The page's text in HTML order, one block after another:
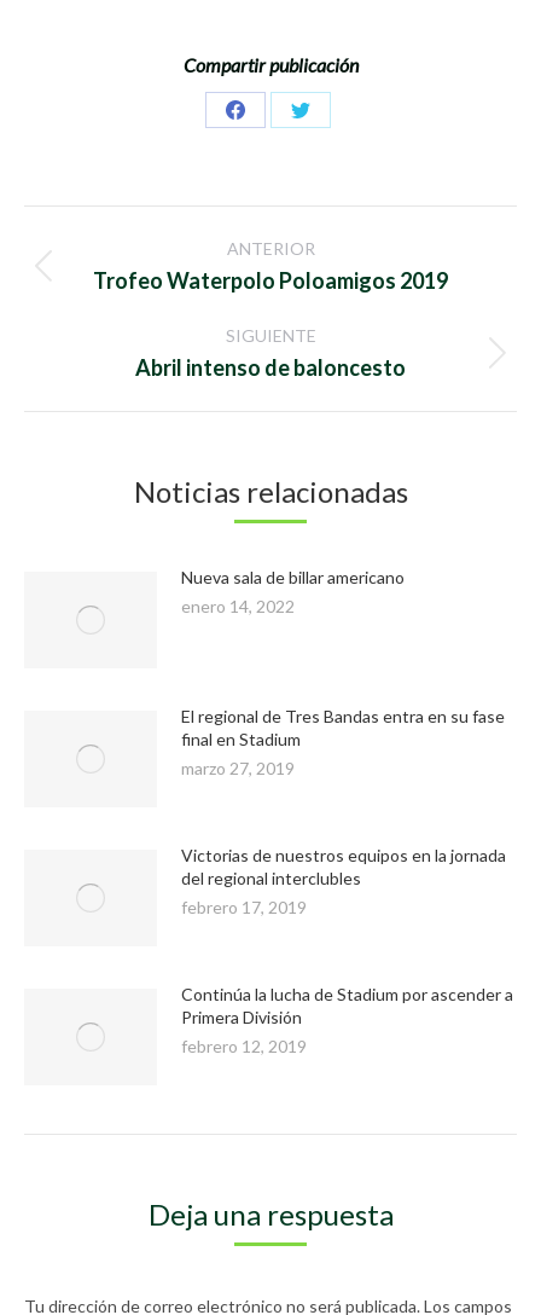
Compartir publicación
Share
Share
Navegación
entre
publicaciones
ANTERIOR
Publicación
Trofeo Waterpolo Poloamigos 2019
SIGUIENTE
Publicación
Abril intenso de baloncesto
Noticias relacionadas
Nueva sala de billar americano
enero 14, 2022
El regional de Tres Bandas entra en su fase
final en Stadium
marzo 27, 2019
Victorias de nuestros equipos en la jornada
del regional interclubles
febrero 17, 2019
Continúa la lucha de Stadium por ascender a
Primera División
febrero 12, 2019
Deja una respuesta
Tu dirección de correo electrónico no será publicada. Los campos